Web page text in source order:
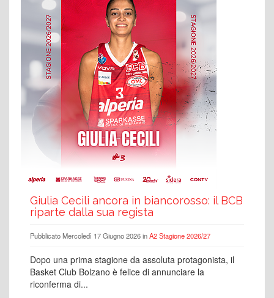
Giulia Cecili ancora in biancorosso: il BCB
riparte dalla sua regista
Pubblicato Mercoledì 17 Giugno 2026 inA2 Stagione 2026/27
Dopo una prima stagione da assoluta protagonista, il
Basket Club Bolzano è felice di annunciare la
riconferma di...